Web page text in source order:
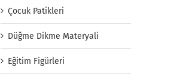
Çocuk Patikleri
Düğme Dikme Materyali
Eğitim Figürleri